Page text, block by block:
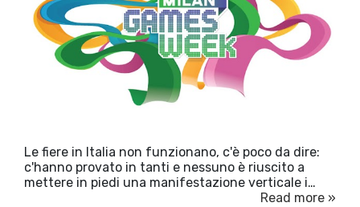
Le fiere in Italia non funzionano, c'è poco da dire:
c'hanno provato in tanti e nessuno è riuscito a
mettere in piedi una manifestazione verticale i…
Read more »